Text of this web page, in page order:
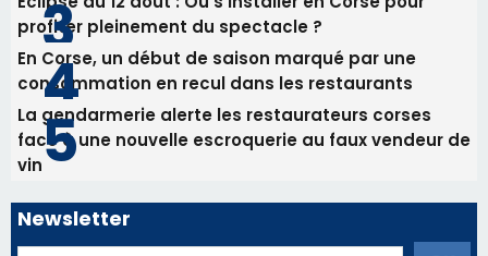
Newsletter
Inscrivez-vous à la newsletter de CNI et recevez par
email les infos les plus importantes et une sélection de
nos meilleurs articles